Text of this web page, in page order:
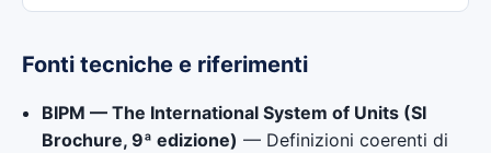
Fonti tecniche e riferimenti
BIPM — The International System of Units (SI
Brochure, 9ª edizione) — Definizioni coerenti di